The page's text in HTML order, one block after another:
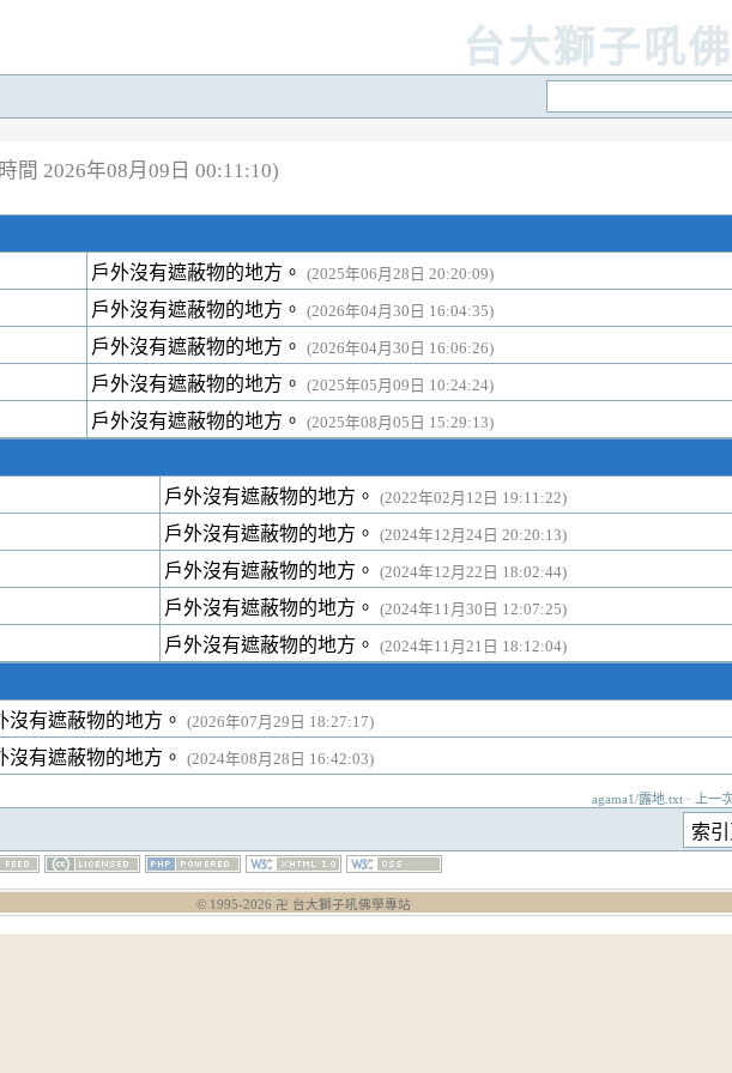
台大獅子吼
間 2026年08月09日 00:11:10)
戶外沒有遮蔽物的地方。 (2025年06月28日 20:20:09)
戶外沒有遮蔽物的地方。 (2026年04月30日 16:04:35)
戶外沒有遮蔽物的地方。 (2026年04月30日 16:06:26)
戶外沒有遮蔽物的地方。 (2025年05月09日 10:24:24)
戶外沒有遮蔽物的地方。 (2025年08月05日 15:29:13)
戶外沒有遮蔽物的地方。 (2022年02月12日 19:11:22)
戶外沒有遮蔽物的地方。 (2024年12月24日 20:20:13)
戶外沒有遮蔽物的地方。 (2024年12月22日 18:02:44)
戶外沒有遮蔽物的地方。 (2024年11月30日 12:07:25)
戶外沒有遮蔽物的地方。 (2024年11月21日 18:12:04)
沒有遮蔽物的地方。 (2026年07月29日 18:27:17)
沒有遮蔽物的地方。 (2024年08月28日 16:42:03)
agama1/露地.txt · 上一
© 1995-2026 卍 台大獅子吼佛學專站